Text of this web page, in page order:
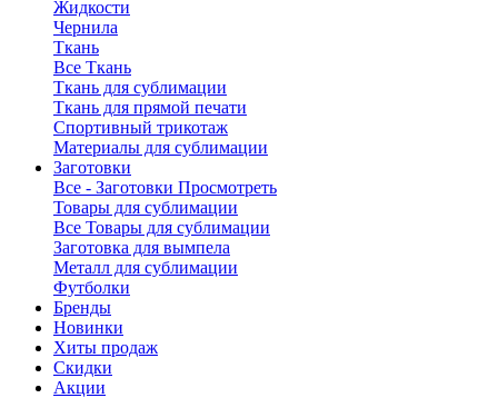
Жидкости
Чернила
Ткань
Все Ткань
Ткань для сублимации
Ткань для прямой печати
Спортивный трикотаж
Материалы для сублимации
Заготовки
Все - Заготовки Просмотреть
Товары для сублимации
Все Товары для сублимации
Заготовка для вымпела
Металл для сублимации
Футболки
Бренды
Новинки
Хиты продаж
Скидки
Акции